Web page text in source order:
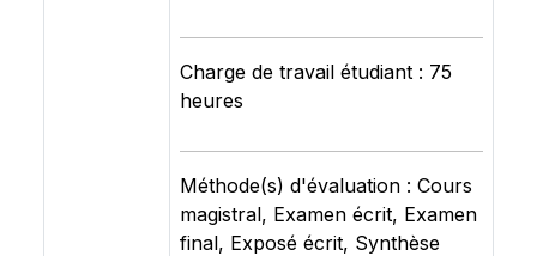
Charge de travail étudiant : 75
heures
Méthode(s) d'évaluation : Cours
magistral, Examen écrit, Examen
final, Exposé écrit, Synthèse